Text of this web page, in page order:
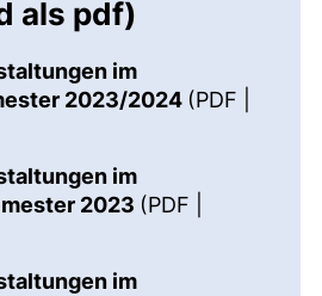
als pdf)
im
2023/2024 (PDF |
im
2023 (PDF |
im